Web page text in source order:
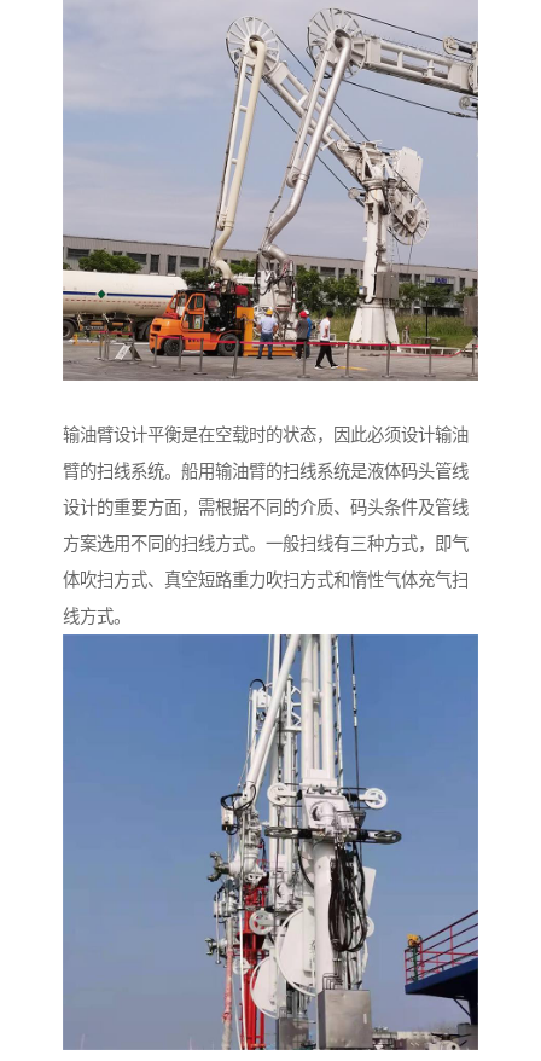
输油臂设计平衡是在空载时的状态，因此必须设计输油
臂的扫线系统。船用输油臂的扫线系统是液体码头管线
设计的重要方面，需根据不同的介质、码头条件及管线
方案选用不同的扫线方式。一般扫线有三种方式，即气
体吹扫方式、真空短路重力吹扫方式和惰性气体充气扫
线方式。